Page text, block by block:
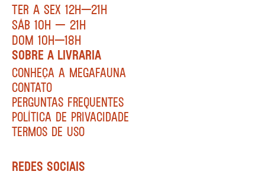
TER A SEX 12H—21H
SÁB 10H — 21H
DOM 10H—18H
SOBRE A LIVRARIA
CONHEÇA A MEGAFAUNA
CONTATO
PERGUNTAS FREQUENTES
POLÍTICA DE PRIVACIDADE
TERMOS DE USO
REDES SOCIAIS